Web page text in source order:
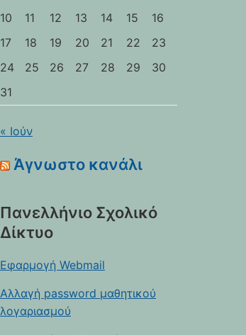
10
11 12 13 14 15
16
17
18 19 20 21 22
23
24
25 26 27 28 29
30
31
« Ιούν
Άγνωστο κανάλι
Πανελλήνιο Σχολικό
Δίκτυο
Εφαρμογή Webmail
Αλλαγή password μαθητικού
λογαριασμού